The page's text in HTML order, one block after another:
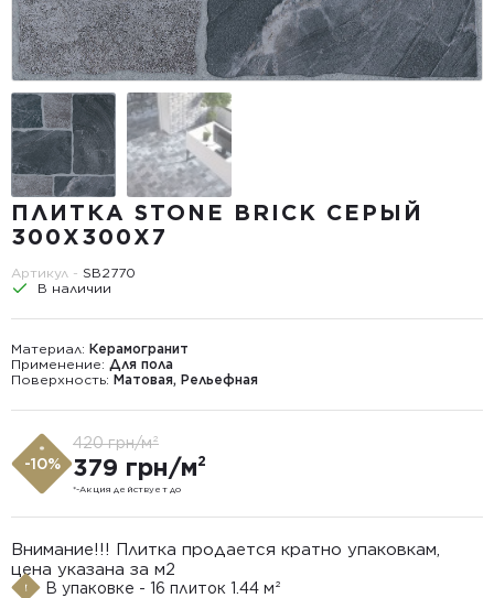
ПЛИТКА STONE BRICK СЕРЫЙ
300Х300X7
Артикул - SB2770
В наличии
Материал: Керамогранит
Применение: Для пола
Поверхность: Матовая, Рельефная
*
-10%
420 грн/м²
379 грн/м²
*-Акция действует до
Внимание!!! Плитка продается кратно упаковкам,
цена указана за м2
В упаковке - 16 плиток 1.44 м²